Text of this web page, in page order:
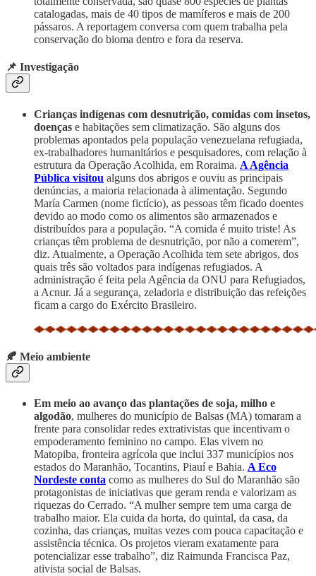
catalogadas, mais de 40 tipos de mamíferos e mais de 200
pássaros. A reportagem conversa com quem trabalha pela
conservação do bioma dentro e fora da reserva.
📌 Investigação
Crianças indígenas com desnutrição, comidas com insetos,
doenças e habitações sem climatização. São alguns dos
problemas apontados pela população venezuelana refugiada,
ex-trabalhadores humanitários e pesquisadores, com relação à
estrutura da Operação Acolhida, em Roraima. A Agência
Pública visitou alguns dos abrigos e ouviu as principais
denúncias, a maioria relacionada à alimentação. Segundo
María Carmen (nome fictício), as pessoas têm ficado doentes
devido ao modo como os alimentos são armazenados e
distribuídos para a população. “A comida é muito triste! As
crianças têm problema de desnutrição, por não a comerem”,
diz. Atualmente, a Operação Acolhida tem sete abrigos, dos
quais três são voltados para indígenas refugiados. A
administração é feita pela Agência da ONU para Refugiados,
a Acnur. Já a segurança, zeladoria e distribuição das refeições
ficam a cargo do Exército Brasileiro.
🍂 Meio ambiente
Em meio ao avanço das plantações de soja, milho e
algodão, mulheres do município de Balsas (MA) tomaram a
frente para consolidar redes extrativistas que incentivam o
empoderamento feminino no campo. Elas vivem no
Matopiba, fronteira agrícola que inclui 337 municípios nos
estados do Maranhão, Tocantins, Piauí e Bahia. A Eco
Nordeste conta como as mulheres do Sul do Maranhão são
protagonistas de iniciativas que geram renda e valorizam as
riquezas do Cerrado. “A mulher sempre tem uma carga de
trabalho maior. Ela cuida da horta, do quintal, da casa, da
cozinha, das crianças, muitas vezes com pouca capacitação e
assistência técnica. Os projetos vieram exatamente para
potencializar esse trabalho”, diz Raimunda Francisca Paz,
ativista social de Balsas.